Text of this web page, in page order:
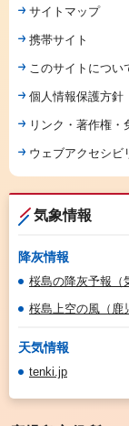
サイトマップ
携帯サイト
このサイトについ
個人情報保護方針
リンク・著作権・
ウェブアクセシビ
気象情報
降灰情報
桜島の降灰予報（
桜島上空の風（鹿
天気情報
tenki.jp